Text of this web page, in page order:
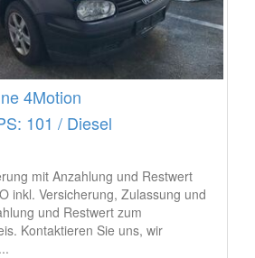
4Motion
101 / Diesel
mit Anzahlung und Restwert
inkl. Versicherung, Zulassung und
und Restwert zum
Kontaktieren Sie uns, wir